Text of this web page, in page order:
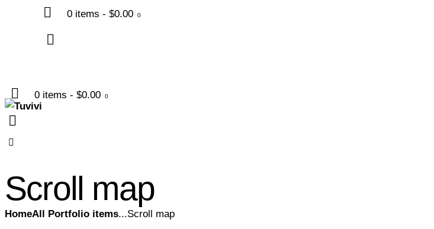
0 items - $0.00 0
0 items - $0.00 0
Scroll map
HomeAll Portfolio items...Scroll map